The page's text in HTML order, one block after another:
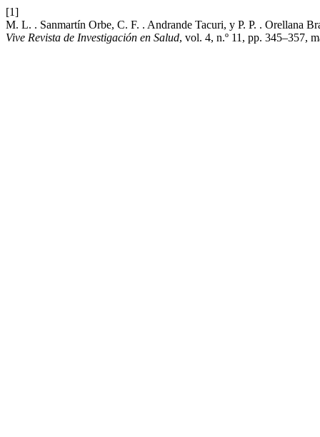
[1]
M. L. . Sanmartín Orbe, C. F. . Andrande Tacuri, y P. P. . Orellana
Vive Revista de Investigación en Salud, vol. 4, n.º 11, pp. 345–357,